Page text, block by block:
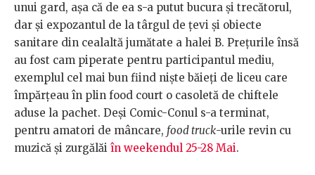
unui gard, așa că de ea s-a putut bucura și trecătorul,
dar și expozantul de la târgul de țevi și obiecte
sanitare din cealaltă jumătate a halei B. Prețurile însă
au fost cam piperate pentru participantul mediu,
exemplul cel mai bun fiind niște băieți de liceu care
împărțeau în plin food court o casoletă de chiftele
aduse la pachet. Deși Comic-Conul s-a terminat,
pentru amatori de mâncare, food truck-urile revin cu
muzică și zurgălăi în weekendul 25-28 Mai.